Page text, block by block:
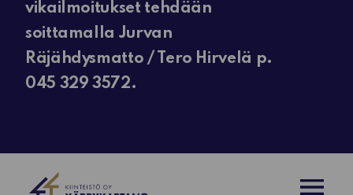
vikailmoitukset tehdään
soittamalla Jurvan
Räjähdysmatto / Tero Hirvelä p.
045 329 3572.